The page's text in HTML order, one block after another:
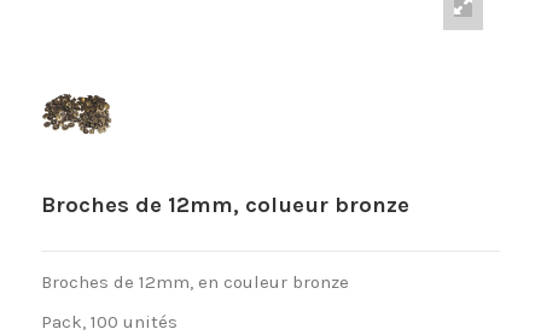
Broches de 12mm, colueur bronze
Broches de 12mm, en couleur bronze
Pack, 100 unités